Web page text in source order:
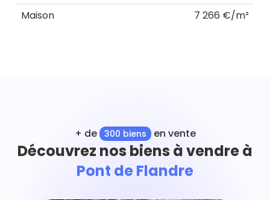
Maison
7 266 €/m²
+ de 300 biens en vente
Découvrez nos biens à vendre à
Pont de Flandre